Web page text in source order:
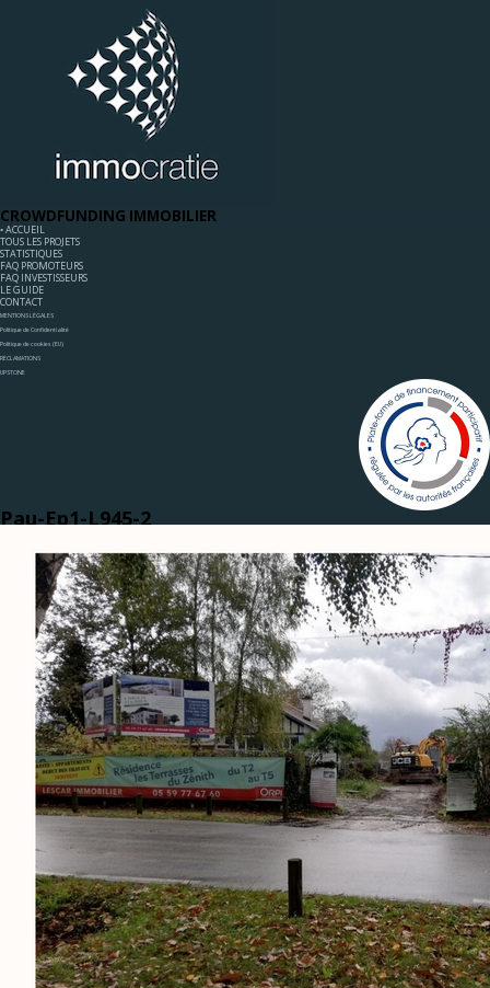
CROWDFUNDING IMMOBILIER
◦ ACCUEIL
TOUS LES PROJETS
STATISTIQUES
FAQ PROMOTEURS
FAQ INVESTISSEURS
LE GUIDE
CONTACT
MENTIONS LÉGALES
Politique de Confidentialité
Politique de cookies (EU)
RÉCLAMATIONS
UPSTONE
Pau-Ep1-L945-2